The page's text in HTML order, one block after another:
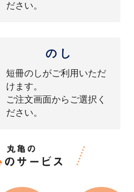
ださい。
のし
短冊のしがご利用いただ
けます。
ご注文画面からご選択く
ださい。